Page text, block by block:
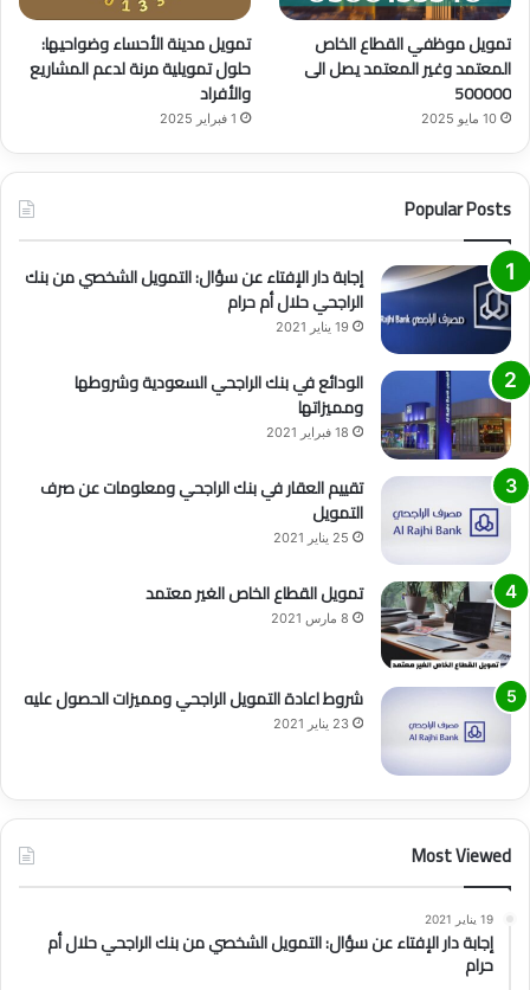
تمويل موظفي القطاع الخاص
المعتمد وغير المعتمد يصل الى
500000
10 مايو 2025
تمويل مدينة الأحساء وضواحيها:
حلول تمويلية مرنة لدعم المشاريع
والأفراد
1 فبراير 2025
Popular Posts
إجابة دار الإفتاء عن سؤال: التمويل الشخصي من بنك
الراجحي حلال أم حرام
19 يناير 2021
الودائع في بنك الراجحي السعودية وشروطها
ومميزاتها
18 فبراير 2021
تقييم العقار في بنك الراجحي ومعلومات عن صرف
التمويل
25 يناير 2021
تمويل القطاع الخاص الغير معتمد
8 مارس 2021
شروط اعادة التمويل الراجحي ومميزات الحصول عليه
23 يناير 2021
Most Viewed
19 يناير 2021
إجابة دار الإفتاء عن سؤال: التمويل الشخصي من بنك الراجحي حلال أم
حرام